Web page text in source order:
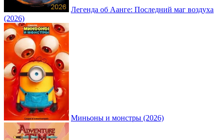
Легенда об Аанге: Последний маг воздуха
(2026)
Миньоны и монстры (2026)